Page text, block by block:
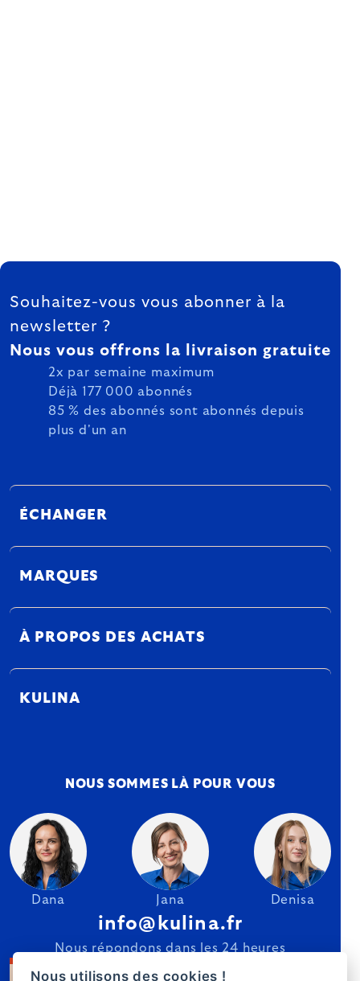
FOOTER
Souhaitez-vous vous abonner à la
newsletter ?
Nous vous offrons la livraison gratuite
2x par semaine maximum
Déjà 177 000 abonnés
85 % des abonnés sont abonnés depuis
plus d'un an
ÉCHANGER
MARQUES
À PROPOS DES ACHATS
KULINA
NOUS SOMMES LÀ POUR VOUS
Dana Jana Denisa
info@kulina.fr
Nous répondons dans les 24 heures
Nous utilisons des cookies !